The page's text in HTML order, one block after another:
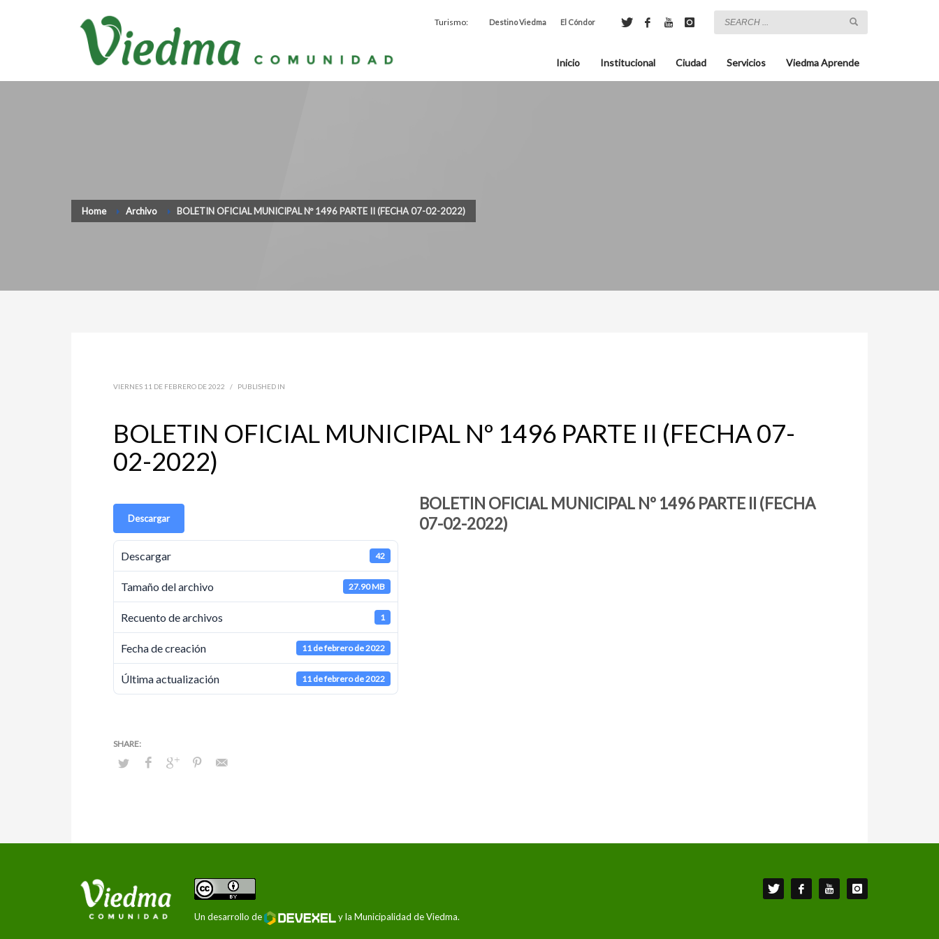
Turismo: Destino Viedma El Cóndor
Inicio Institucional Ciudad Servicios Viedma Aprende
Home Archivo BOLETIN OFICIAL MUNICIPAL Nº 1496 PARTE II (FECHA 07-02-2022)
VIERNES 11 DE FEBRERO DE 2022 / PUBLISHED IN
BOLETIN OFICIAL MUNICIPAL Nº 1496 PARTE II (FECHA 07-
02-2022)
Descargar
Descargar 42
Tamaño del archivo 27.90 MB
Recuento de archivos 1
Fecha de creación 11 de febrero de 2022
Última actualización 11 de febrero de 2022
BOLETIN OFICIAL MUNICIPAL Nº 1496 PARTE II (FECHA
07-02-2022)
Un desarrollo de y la Municipalidad de Viedma.